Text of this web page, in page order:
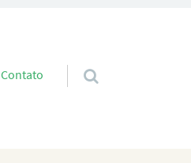
Contato